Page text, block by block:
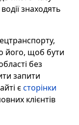
знаходять
його, щоб бути
без
запити
єсторінки
клієнтів